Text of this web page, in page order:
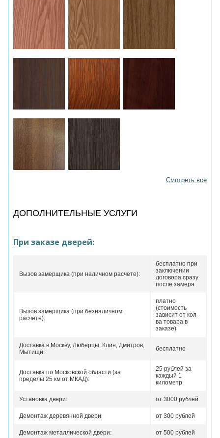
Смотреть все
ДОПОЛНИТЕЛЬНЫЕ УСЛУГИ
При заказе дверей:
Вызов замерщика (при наличном расчете):
бесплатно при
заключении
договора сразу
после замера
Вызов замерщика (при безналичном
расчете):
платно
(стоимость
зависит от кол-
ва товара в
заказе)
Доставка в Москву, Люберцы, Клин, Дмитров,
Мытищи:
бесплатно
Доставка по Московской области (за
пределы 25 км от МКАД):
25 рублей за
каждый 1
километр
Установка двери: от 3000 рублей
Демонтаж деревянной двери: от 300 рублей
Демонтаж металлической двери: от 500 рублей